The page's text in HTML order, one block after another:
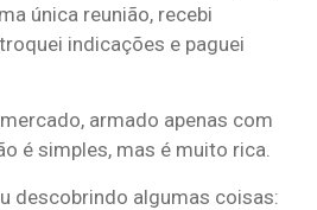
única reunião, recebi
indicações e paguei
armado apenas com
é simples, mas é muito rica.
descobrindo algumas coisas: